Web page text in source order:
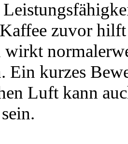
zuvor
Ein kurzes
Luft kann